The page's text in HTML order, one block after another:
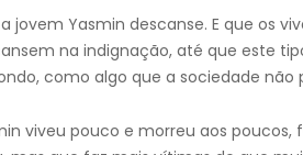
jovem Yasmin descanse. E que os
na indignação, até que este
como algo que a sociedade
viveu pouco e morreu aos